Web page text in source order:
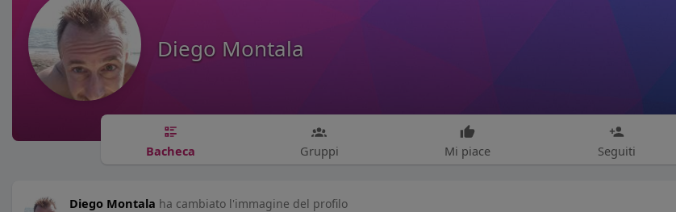
Diego Montala
Bacheca Gruppi Mi piace Seguiti
Diego Montala ha cambiato l'immagine del profilo